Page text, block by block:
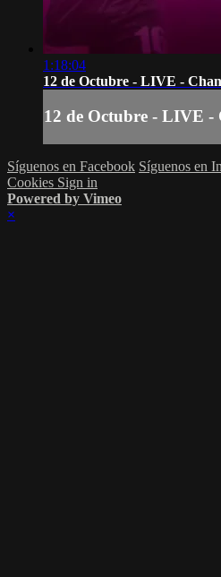
1:18:04
12 de Octubre - LIVE -
12 de Octubre - LIVE -
Síguenos en Facebook Síguenos en
Cookies Sign in
Powered by Vimeo
×